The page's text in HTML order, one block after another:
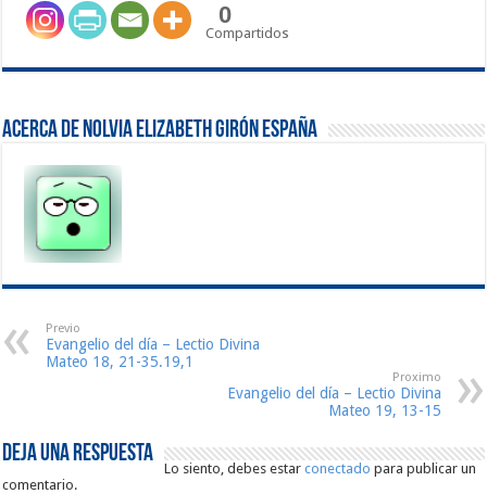
0
Compartidos
Acerca de Nolvia Elizabeth Girón España
Previo
Evangelio del día – Lectio Divina
Mateo 18, 21-35.19,1
Proximo
Evangelio del día – Lectio Divina
Mateo 19, 13-15
Deja una respuesta
Lo siento, debes estarconectado para publicar un
comentario.